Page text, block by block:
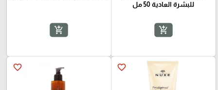
للبشرة العادية 50 مل
add_shopping_cart
add_shopping_cart
favorite_border
favorite_border